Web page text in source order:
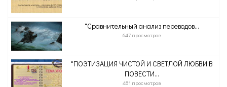
"Сравнительный анализ переводов...
647 просмотров
"ПОЭТИЗАЦИЯ ЧИСТОЙ И СВЕТЛОЙ ЛЮБВИ В
ПОВЕСТИ...
481 просмотров